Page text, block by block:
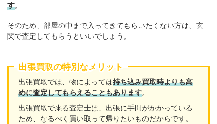
す。
そのため、部屋の中まで入ってきてもらいたくない方は、玄
関で査定してもらうといいでしょう。
出張買取の特別なメリット
出張買取では、物によっては持ち込み買取時よりも高
めに査定してもらえることもあります。
出張買取で来る査定士は、出張に手間がかかっている
ため、なるべく買い取って帰りたいものだからです。